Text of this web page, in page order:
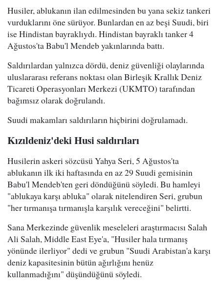
Husiler, ablukanın ilan edilmesinden bu yana sekiz tankeri
vurduklarını öne sürüyor. Bunlardan en az beşi Suudi, biri
ise Hindistan bayraklıydı. Hindistan bayraklı tanker 4
Ağustos'ta Babu'l Mendeb yakınlarında battı.
Saldırılardan yalnızca dördü, deniz güvenliği olaylarında
uluslararası referans noktası olan Birleşik Krallık Deniz
Ticareti Operasyonları Merkezi (UKMTO) tarafından
bağımsız olarak doğrulandı.
Suudi makamları saldırıların hiçbirini doğrulamadı.
Kızıldeniz'deki Husi saldırıları
Husilerin askeri sözcüsü Yahya Seri, 5 Ağustos'ta
ablukanın ilk iki haftasında en az 29 Suudi gemisinin
Babu'l Mendeb'ten geri döndüğünü söyledi. Bu hamleyi
"ablukaya karşı abluka" olarak nitelendiren Seri, grubun
"her tırmanışa tırmanışla karşılık vereceğini" belirtti.
Sana Merkezinde güvenlik meseleleri araştırmacısı Salah
Ali Salah, Middle East Eye'a, "Husiler hala tırmanış
yönünde ilerliyor" dedi ve grubun "Suudi Arabistan'a karşı
deniz kapasitesinin bütün ağırlığını henüz
kullanmadığını" düşündüğünü söyledi.